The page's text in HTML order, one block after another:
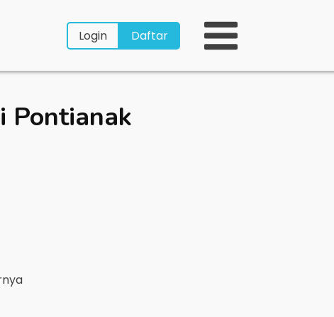
Login Daftar
Pontianak